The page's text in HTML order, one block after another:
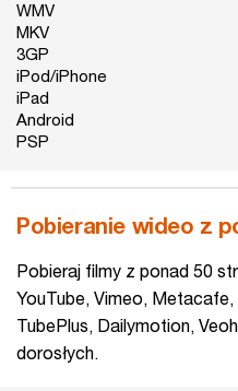
WMV
MKV
3GP
iPod/iPhone
iPad
Android
PSP
Pobieranie wideo z
Pobieraj filmy z ponad 50
YouTube, Vimeo,
TubePlus, Dailymotion,
dorosłych.